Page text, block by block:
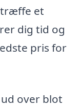
træffe et
dig tid og
pris for
over blot